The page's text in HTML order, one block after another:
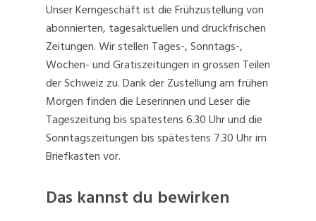
Unser Kerngeschäft ist die Frühzustellung von
abonnierten, tagesaktuellen und druckfrischen
Zeitungen. Wir stellen Tages-, Sonntags-,
Wochen- und Gratiszeitungen in grossen Teilen
der Schweiz zu. Dank der Zustellung am frühen
Morgen finden die Leserinnen und Leser die
Tageszeitung bis spätestens 6.30 Uhr und die
Sonntagszeitungen bis spätestens 7.30 Uhr im
Briefkasten vor.
Das kannst du bewirken